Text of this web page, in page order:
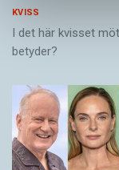
KVISS
I det här kvisset
betyder?